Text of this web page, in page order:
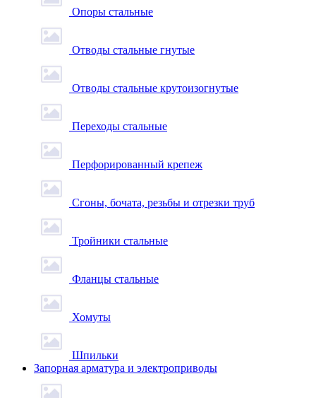
Опоры стальные
Отводы стальные гнутые
Отводы стальные крутоизогнутые
Переходы стальные
Перфорированный крепеж
Сгоны, бочата, резьбы и отрезки труб
Тройники стальные
Фланцы стальные
Хомуты
Шпильки
Запорная арматура и электроприводы